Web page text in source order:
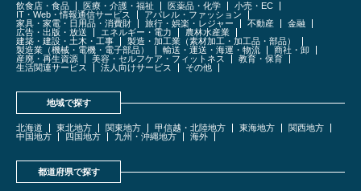
飲食店・食品 医療・介護・福祉 医薬品・化学
小売・EC
IT・Web・情報通信サービス
アパレル・ファッション
家具・家電・日用品・消費財
旅行・娯楽・レジャー 不動産
金融
広告・出版・放送
エネルギー・電力
農林水産業
建築・建設・土木・工事
製造・加工業（素材加工・加工品・部品）
製造業（機械・電機・電子部品）
輸送・運送・海運・物流
商社・卸
産廃・再生資源
美容・セルフケア・フィットネス
教育・保育
生活関連サービス
法人向けサービス その他
地域で探す
北海道 東北地方 関東地方 甲信越・北陸地方 東海地方
関西地方
中国地方
四国地方 九州・沖縄地方 海外
都道府県で探す